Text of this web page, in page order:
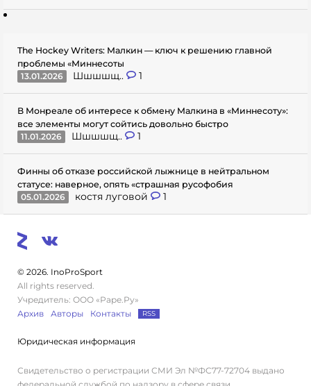
The Hockey Writers: Малкин — ключ к решению главной
проблемы «Миннесоты
13.01.2026
Шшшшщ.. 1
В Монреале об интересе к обмену Малкина в «Миннесоту»:
все элементы могут сойтись довольно быстро
11.01.2026
Шшшшщ.. 1
Финны об отказе российской лыжнице в нейтральном
статусе: наверное, опять «страшная русофобия
05.01.2026
костя луговой 1
© 2026. InoProSport
All rights reserved.
Учредитель: ООО «Раре.Ру»
Архив
Авторы Контакты RSS
Юридическая информация
Свидетельство о регистрации СМИ Эл №ФС77-72704 выдано